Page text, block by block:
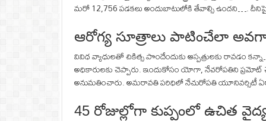
మరో 12,756 పడకలు అందుబాటులోకి తేవాల్సి ఉందని….
ఆరోగ్య సూత్రాలు పాటించేలా
వివిధ వ్యాధులతో చికిత్స పొందేందుకు ఆస్పత్రులకు రావడం
అధికారులకు చెప్పారు. ఇందుకోసం యోగా, నేచరోపతిని ప్రమోట్
అనుమతించారు. అమరావతి పరిధిలో నేచురోపతి యూనివర్సిటీ
45 రోజుల్లోగా కుప్పంలో ఉచిత వైద్య